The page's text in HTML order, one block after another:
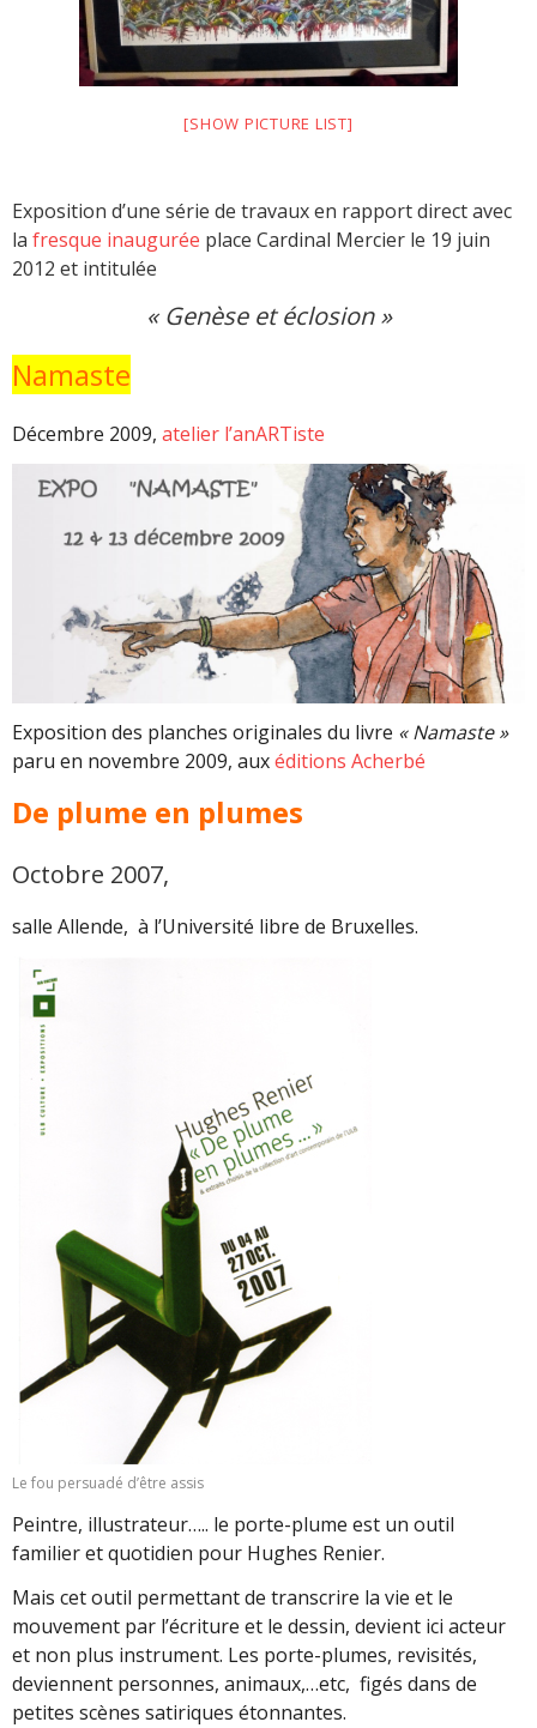
[SHOW PICTURE LIST]
Exposition d’une série de travaux en rapport direct avec
la fresque inaugurée place Cardinal Mercier le 19 juin
2012 et intitulée
« Genèse et éclosion »
Namaste
Décembre 2009, atelier l’anARTiste
Exposition des planches originales du livre « Namaste »
paru en novembre 2009, auxéditions Acherbé
De plume en plumes
Octobre 2007,
salle Allende, à l’Université libre de Bruxelles.
Le fou persuadé d’être assis
Peintre, illustrateur….. le porte-plume est un outil
familier et quotidien pour Hughes Renier.
Mais cet outil permettant de transcrire la vie et le
mouvement par l’écriture et le dessin, devient ici acteur
et non plus instrument. Les porte-plumes, revisités,
deviennent personnes, animaux,…etc, figés dans de
petites scènes satiriques étonnantes.